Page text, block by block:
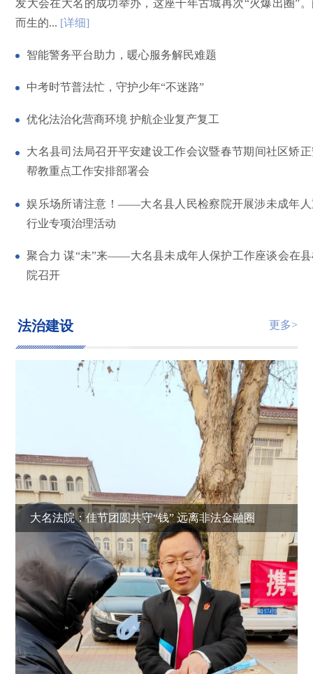
发大会在大名的成功举办，这座千年古城再次“火爆出圈”
而生的... [详细]
智能警务平台助力，暖心服务解民难题
中考时节普法忙，守护少年“不迷路”
优化法治化营商环境 护航企业复产复工
大名县司法局召开平安建设工作会议暨春节期间社区矫
帮教重点工作安排部署会
娱乐场所请注意！——大名县人民检察院开展涉未成年人
行业专项治理活动
聚合力 谋“未”来——大名县未成年人保护工作座谈会在
院召开
法治建设 更多>
大名法院：佳节团圆共守“钱” 远离非法金融圈
大名法院强力推进“拉网式”集中执行
大名法院持续开展集中执行行动
大名县检察院探索“家门口”精准帮教新路径 助三名涉罪
未成年人圆梦大学